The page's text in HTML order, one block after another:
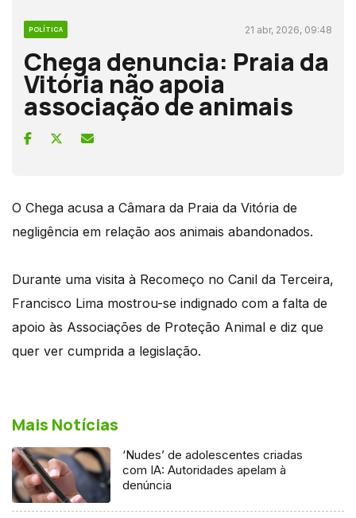
POLÍTICA 21 abr, 2026, 09:48
Chega denuncia: Praia da
Vitória não apoia
associação de animais
O Chega acusa a Câmara da Praia da Vitória de
negligência em relação aos animais abandonados.
Durante uma visita à Recomeço no Canil da Terceira,
Francisco Lima mostrou-se indignado com a falta de
apoio às Associações de Proteção Animal e diz que
quer ver cumprida a legislação.
Mais Notícias
‘Nudes’ de adolescentes criadas
com IA: Autoridades apelam à
denúncia